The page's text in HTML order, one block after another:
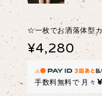
☆一枚でお洒落体型
¥4,280
手数料無料で 月々